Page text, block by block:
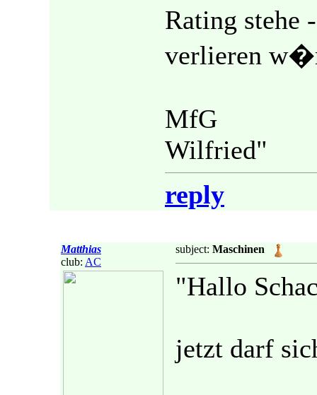
Rating stehe
verlieren
MfG
Wilfried"
reply
Matthias
club: AC
subject: Maschinen
"Hallo
jetzt darf